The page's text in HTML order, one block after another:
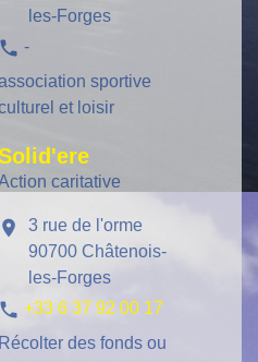
les-Forges
phone -
sportive
et loisir
caritative
location_on
3 rue de l'orme
90700 Châtenois-
les-Forges
phone +33 6 37 92 00 17
Récolter des fonds ou